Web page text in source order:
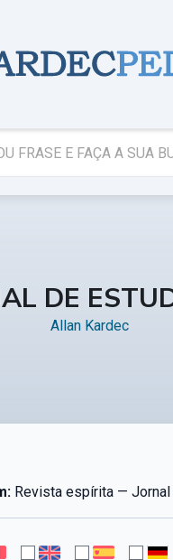
DE
Allan Kardec
Revista espírita —